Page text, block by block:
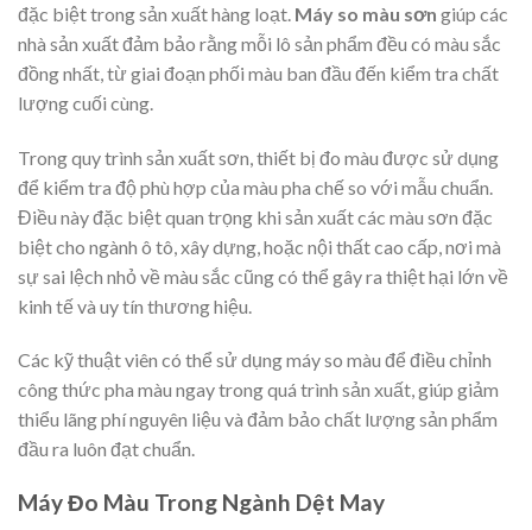
đặc biệt trong sản xuất hàng loạt. Máy so màu sơn giúp các
nhà sản xuất đảm bảo rằng mỗi lô sản phẩm đều có màu sắc
đồng nhất, từ giai đoạn phối màu ban đầu đến kiểm tra chất
lượng cuối cùng.
Trong quy trình sản xuất sơn, thiết bị đo màu được sử dụng
để kiểm tra độ phù hợp của màu pha chế so với mẫu chuẩn.
Điều này đặc biệt quan trọng khi sản xuất các màu sơn đặc
biệt cho ngành ô tô, xây dựng, hoặc nội thất cao cấp, nơi mà
sự sai lệch nhỏ về màu sắc cũng có thể gây ra thiệt hại lớn về
kinh tế và uy tín thương hiệu.
Các kỹ thuật viên có thể sử dụng máy so màu để điều chỉnh
công thức pha màu ngay trong quá trình sản xuất, giúp giảm
thiểu lãng phí nguyên liệu và đảm bảo chất lượng sản phẩm
đầu ra luôn đạt chuẩn.
Máy Đo Màu Trong Ngành Dệt May